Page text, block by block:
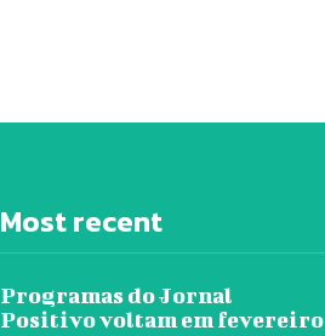
Most recent
Programas do Jornal
Positivo voltam em fevereiro